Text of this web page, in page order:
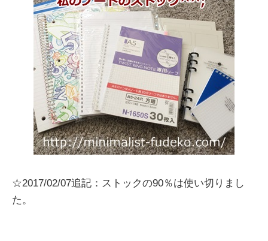
☆2017/02/07追記：ストックの90％は使い切りまし
た。